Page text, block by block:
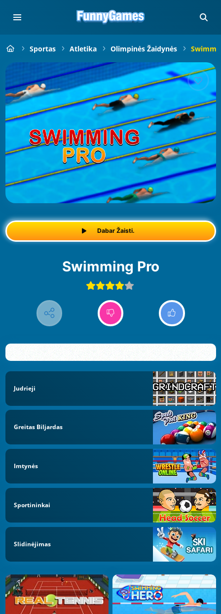
Sportas Atletika Olimpinės Žaidynės
Dabar Žaisti.
Swimming Pro
Judrieji
Greitas Biljardas
Imtynės
Sportininkai
Slidinėjimas